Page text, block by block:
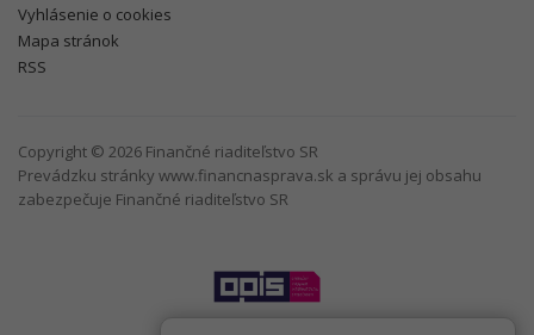
Vyhlásenie o cookies
Mapa stránok
RSS
Copyright © 2026 Finančné riaditeľstvo SR
Prevádzku stránky www.financnasprava.sk a správu jej obsahu
zabezpečuje Finančné riaditeľstvo SR